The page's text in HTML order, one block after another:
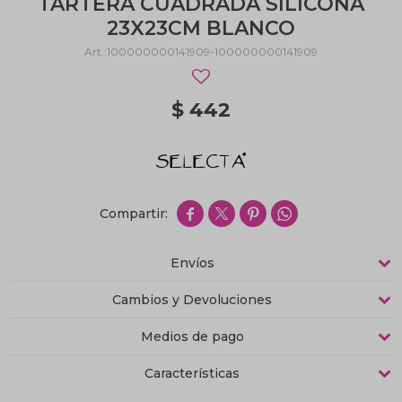
23X23CM BLANCO
100000000141909-100000000141909
$ 442
   
Envíos
Cambios y Devoluciones
Medios de pago
Características